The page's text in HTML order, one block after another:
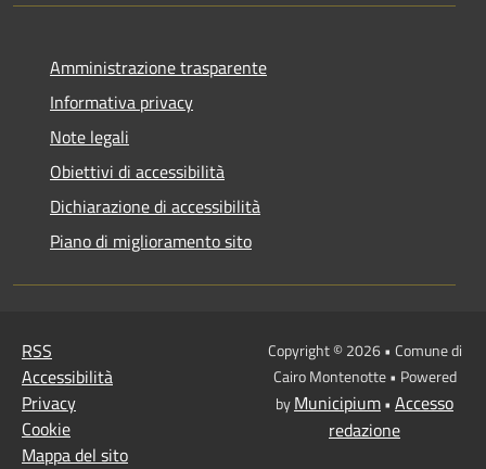
Amministrazione trasparente
Informativa privacy
Note legali
Obiettivi di accessibilità
Dichiarazione di accessibilità
Piano di miglioramento sito
RSS
Accessibilità
Privacy
Cookie
Mappa del sito
Copyright © 2026 • Comune di
Cairo Montenotte • Powered
byMunicipium• Accesso
redazione